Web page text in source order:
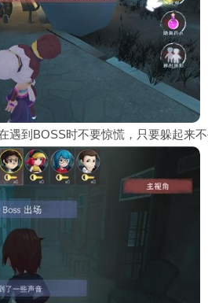
到BOSS时不要惊慌，只要躲起来不